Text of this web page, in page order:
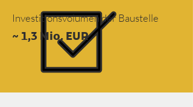
Investitionsvolumen der Baustelle
~ 1,3 Mio. EUR